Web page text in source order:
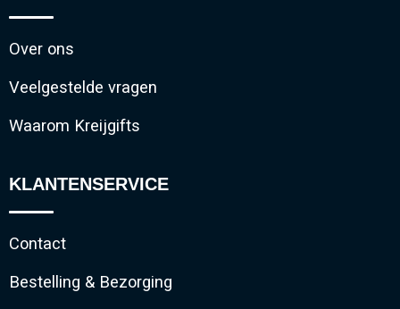
Over ons
Veelgestelde vragen
Waarom Kreijgifts
KLANTENSERVICE
Contact
Bestelling & Bezorging